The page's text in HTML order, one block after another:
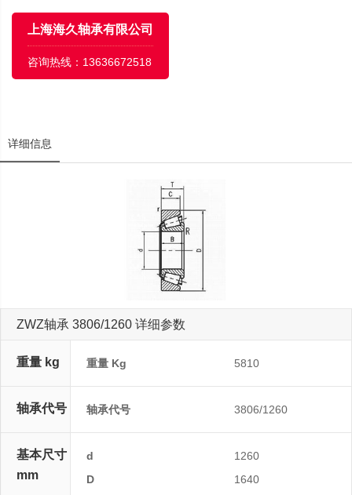
上海海久轴承有限公司
咨询热线： 13636672518
详细信息
ZWZ轴承 3806/1260 详细参数
重量 kg 重量 Kg 5810
轴承代号 轴承代号 3806/1260
基本尺寸
mm
d
1260
D
1640